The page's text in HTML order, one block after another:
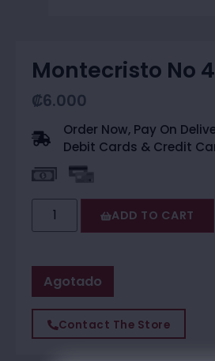
Montecristo No 4
₡6.000
Order Now, Pay On
Debit Cards & Credit
ADD TO CART
Agotado
Contact The Store